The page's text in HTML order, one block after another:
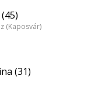
(Kaposvár)
(31)